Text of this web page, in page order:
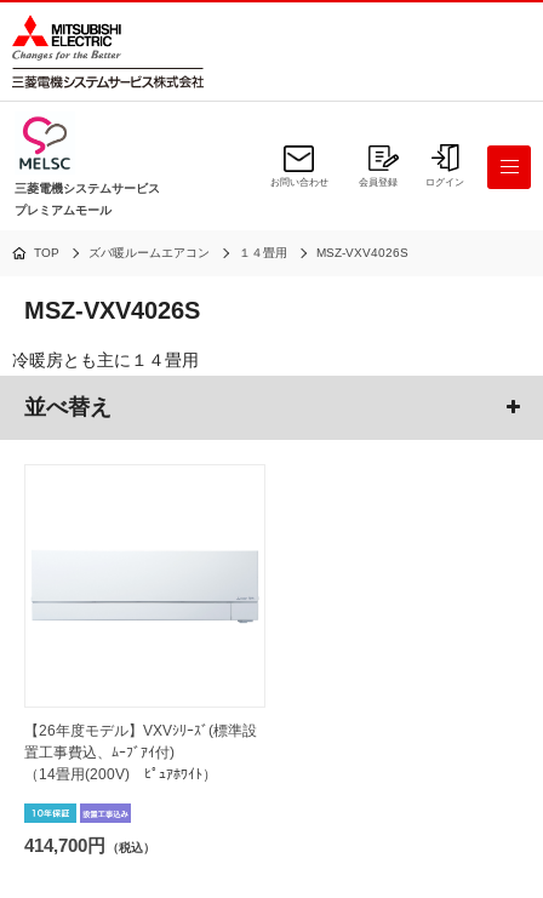
三菱電機システムサービス
プレミアムモール
お問い合わせ 会員登録 ログイン
TOP ズバ暖ルームエアコン １４畳用 MSZ-VXV4026S
MSZ-VXV4026S
冷暖房とも主に１４畳用
並べ替え
【26年度モデル】VXVｼﾘｰｽﾞ(標準設
置工事費込、ﾑｰﾌﾞｱｲ付)
（14畳用(200V) ﾋﾟｭｱﾎﾜｲﾄ）
414,700円 （税込）